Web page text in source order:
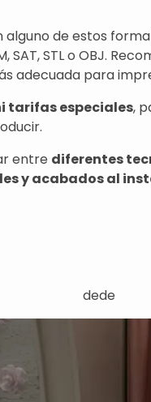
de estos
SAT, STL o OBJ.
adecuada para
tarifas especiales,
entre diferentes
y acabados al
dede